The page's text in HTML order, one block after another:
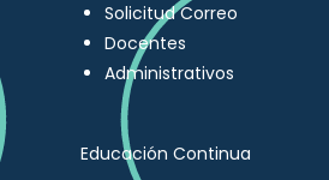
Solicitud Correo
Docentes
Administrativos
Educación Continua